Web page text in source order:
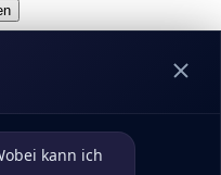
Service, technische Hilfe
fündig. Wir treffen keine
kann ich